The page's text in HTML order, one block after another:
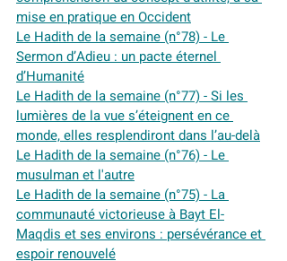
mise en pratique en Occident
Le Hadith de la semaine (n°78) - Le
Sermon d’Adieu : un pacte éternel
d’Humanité
Le Hadith de la semaine (n°77) - Si les
lumières de la vue s’éteignent en ce
monde, elles resplendiront dans l’au-delà
Le Hadith de la semaine (n°76) - Le
musulman et l'autre
Le Hadith de la semaine (n°75) - La
communauté victorieuse à Bayt El-
Maqdis et ses environs : persévérance et
espoir renouvelé